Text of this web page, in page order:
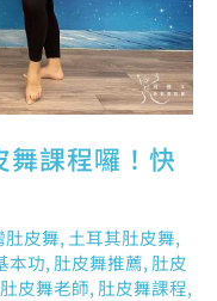
舞課程囉！快
肚皮舞, 土耳其肚皮舞,
本功, 肚皮舞推薦, 肚皮
肚皮舞老師, 肚皮舞課程,